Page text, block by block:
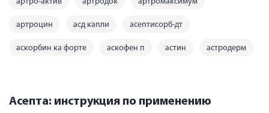
артроцин асд капли асептисорб-дт
аскорбин ка форте аскофен п астин астродерм
Асепта: инструкция по применению